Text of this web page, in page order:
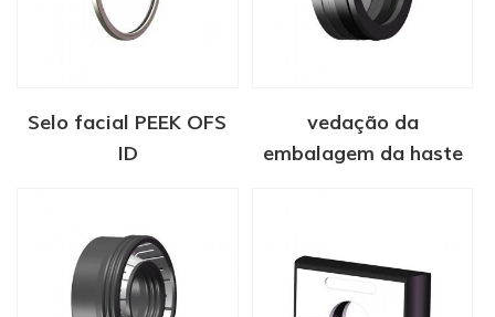
Selo facial PEEK OFS
ID
vedação da
embalagem da haste